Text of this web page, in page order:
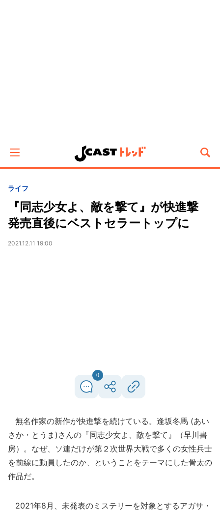
ライフ
『同志少女よ、敵を撃て』が快進撃
発売直後にベストセラートップに
2021.12.11 19:00
0
無名作家の新作が快進撃を続けている。逢坂冬馬 (あい
さか・とうま)さんの『同志少女よ、敵を撃て』（早川書
房）。なぜ、ソ連だけが第２次世界大戦で多くの女性兵士
を前線に動員したのか、ということをテーマにした骨太の
作品だ。
2021年8月、未発表のミステリーを対象とするアガサ・